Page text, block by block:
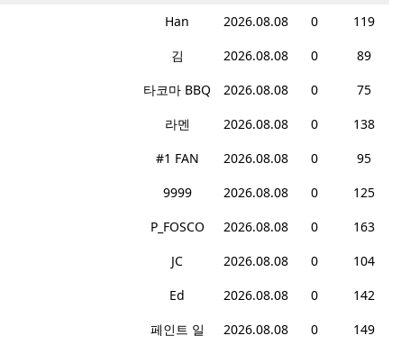
Han 2026.08.08 0
119
김 2026.08.08 0
89
타코마 BBQ 2026.08.08 0
75
라멘 2026.08.08 0
138
#1 FAN 2026.08.08 0
95
9999 2026.08.08 0
125
P_FOSCO 2026.08.08 0
163
JC 2026.08.08 0
104
Ed 2026.08.08 0
142
페인트 일 2026.08.08 0
149